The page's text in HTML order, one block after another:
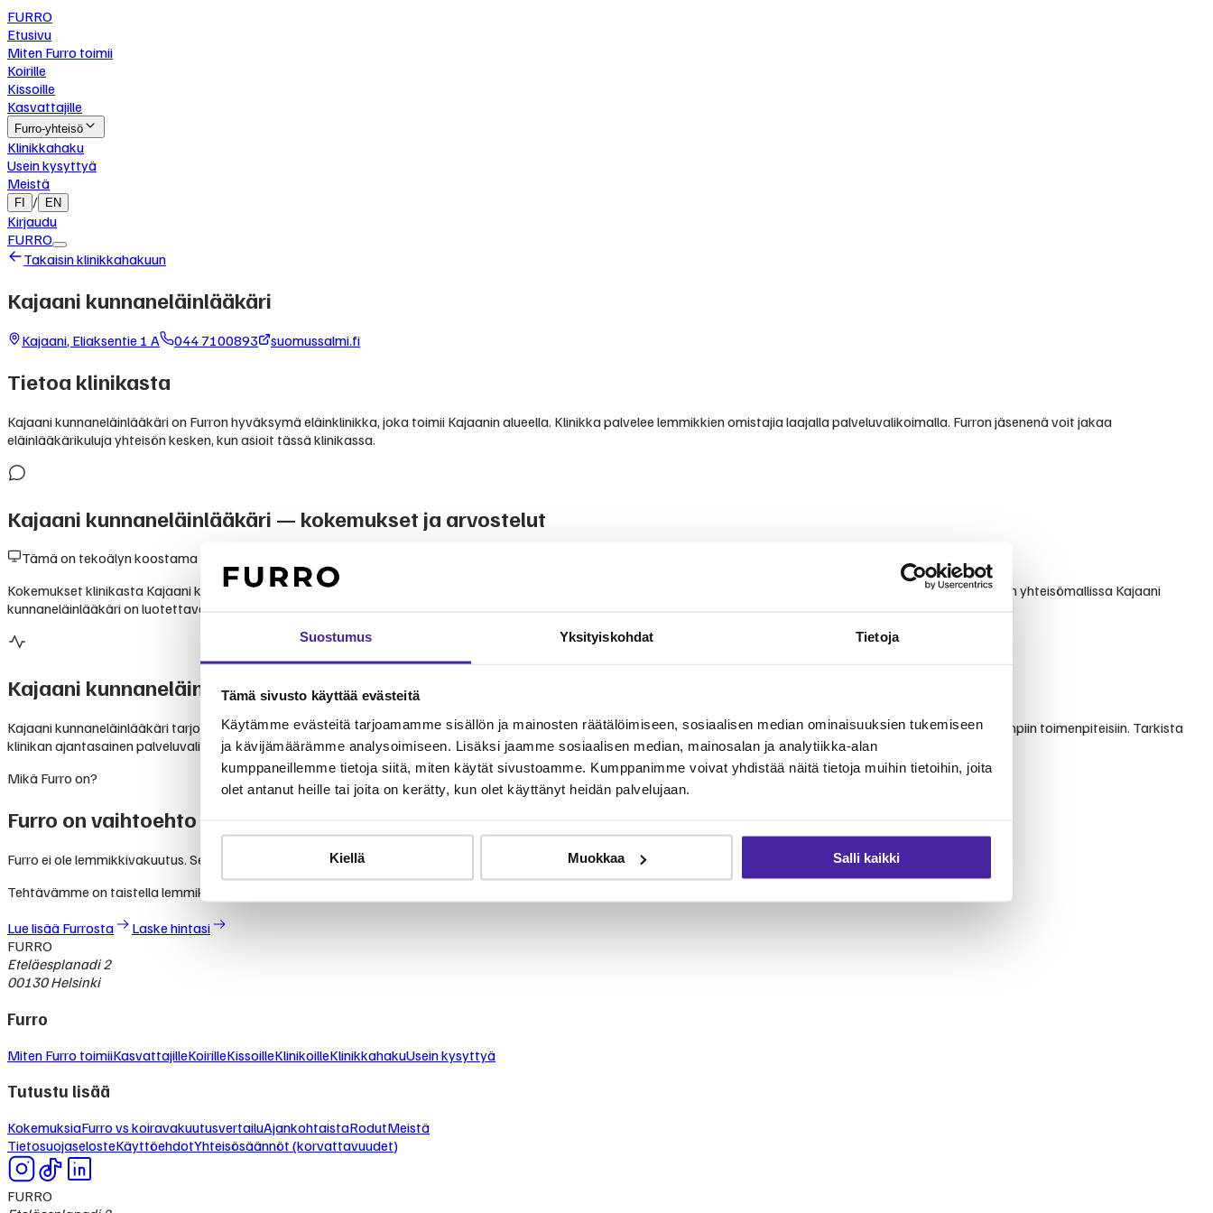
Suostumus Yksityiskohdat Tietoja
Tämä sivusto käyttää evästeitä
Käytämme evästeitä tarjoamamme sisällön ja mainosten räätälöimiseen, sosiaalisen median ominaisuuksien tukemiseen
ja kävijämäärämme analysoimiseen. Lisäksi jaamme sosiaalisen median, mainosalan ja analytiikka-alan
kumppaneillemme tietoja siitä, miten käytät sivustoamme. Kumppanimme voivat yhdistää näitä tietoja muihin tietoihin, joita
olet antanut heille tai joita on kerätty, kun olet käyttänyt heidän palvelujaan.
Kiellä Muokkaa Salli kaikki
FURRO
Etusivu
Miten Furro toimii
Koirille
Kissoille
Kasvattajille
Furro-yhteisö
Klinikkahaku
Usein kysyttyä
Meistä
FI / EN
Kirjaudu
FURRO
Takaisin klinikkahakuun
Kajaani kunnaneläinlääkäri
Kajaani, Eliaksentie 1 A 044 7100893 suomussalmi.fi
Tietoa klinikasta
Kajaani kunnaneläinlääkäri on Furron hyväksymä eläinklinikka, joka toimii Kajaanin alueella. Klinikka palvelee lemmikkien omistajia laajalla palveluvalikoimalla. Furron jäsenenä voit jakaa
eläinlääkärikuluja yhteisön kesken, kun asioit tässä klinikassa.
Kajaani kunnaneläinlääkäri — kokemukset ja arvostelut
Tämä on tekoälyn koostama yhteenveto julkisesti saatavilla olevista kokemuksista ja arvioista.
Kokemukset klinikasta Kajaani kunnaneläinlääkäri perustuvat lemmikinomistajien kertomuksiin. Klinikka tunnetaan ammattitaitoisesta ja välittävästä palvelusta. Furron yhteisömallissa Kajaani
kunnaneläinlääkäri on luotettava valinta lemmikkisi hoitoon.
Kajaani kunnaneläinlääkäripalvelut
Kajaani kunnaneläinlääkäri tarjoaa monipuolisia eläinlääkäripalveluita lemmikkien terveydenhoitoon. Palvelut kattavat yleiseläinlääkinnän perustutkimuksista erikoisempiin toimenpiteisiin. Tarkista
klinikan ajantasainen palveluvalikoima suoraan klinikalta. Furron jäsenenä voit jakaa eläinlääkärikuluja yhteisön kesken.
Mikä Furro on?
Furro on vaihtoehto lemmikkivakuutukselle
Furro ei ole lemmikkivakuutus. Se on nykyaikainen vaihtoehto, jolla turvaat koirasi tai kissasi keskimäärin puolet edullisemmin.
Tehtävämme on taistella lemmikkialan kasvavia kustannuksia vastaan.
Lue lisää Furrosta
Laske hintasi
FURRO
Eteläesplanadi 2
00130 Helsinki
Furro
Miten Furro toimiiKasvattajilleKoirilleKissoilleKlinikoilleKlinikkahakuUsein kysyttyä
Tutustu lisää
KokemuksiaFurro vs koiravakuutusvertailuAjankohtaistaRodutMeistä
TietosuojaselosteKäyttöehdotYhteisösäännöt (korvattavuudet)
FURRO